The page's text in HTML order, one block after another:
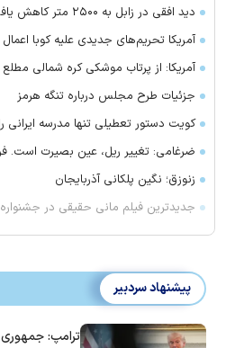
دید افقی در زابل به ۲۵۰۰ متر کاهش یافت
آمریکا تحریم‌های جدیدی علیه کوبا اعمال
آمریکا: از پرتاب موشکی کره شمالی
جزئیات طرح مجلس درباره تنگه هرمز
کویت دستور تعطیلی تنها مدرسه ایرانی
ضرغامی: تغییر ریل، عین بصیرت است.
زنوزق؛ نگین پلکانی آذربایجان
جدیدترین فیلم مانی حقیقی در
پیشنهاد سردبیر
ترامپ: